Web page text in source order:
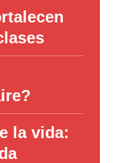
la vida: